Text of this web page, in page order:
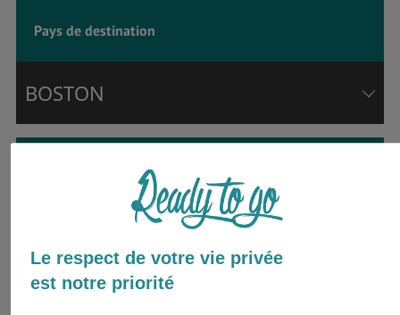
Pays de destination
BOSTON
Envie d’être accompagné par
un expert ?
Inscrivez votre nom complet et choisissez
Le respect de votre vie privée
est notre priorité